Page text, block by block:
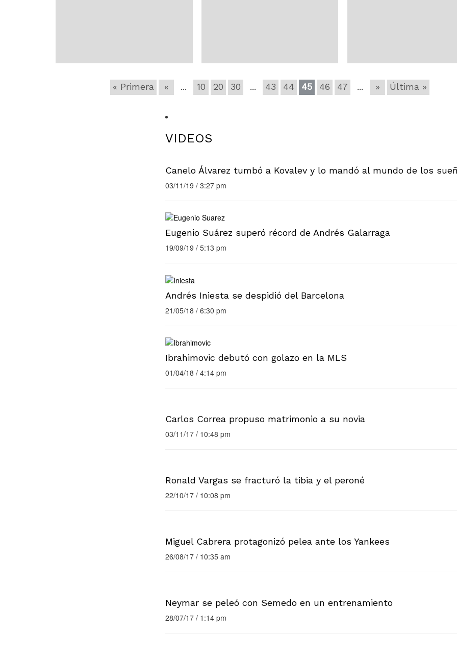
« Primera « ... 10 20 30 ... 43 44 45 46 47 ... » Última »
VIDEOS
Canelo Álvarez tumbó a Kovalev y lo mandó al mundo de los
03/11/19 / 3:27 pm
Eugenio Suárez superó récord de Andrés Galarraga
19/09/19 / 5:13 pm
Andrés Iniesta se despidió del Barcelona
21/05/18 / 6:30 pm
Ibrahimovic debutó con golazo en la MLS
01/04/18 / 4:14 pm
Carlos Correa propuso matrimonio a su novia
03/11/17 / 10:48 pm
Ronald Vargas se fracturó la tibia y el peroné
22/10/17 / 10:08 pm
Miguel Cabrera protagonizó pelea ante los Yankees
26/08/17 / 10:35 am
Neymar se peleó con Semedo en un entrenamiento
28/07/17 / 1:14 pm